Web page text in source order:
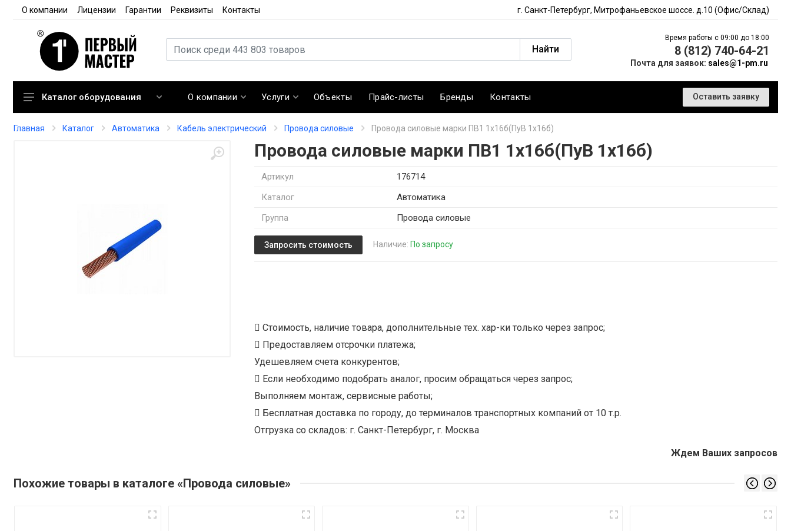
О компании Лицензии Гарантии Реквизиты Контакты г. Санкт-Петербург, Митрофаньевское шоссе. д.10 (Офис/Склад)
Найти
Время работы с 09:00 до 18:00
8 (812) 740-64-21
Почта для заявок: sales@1-pm.ru
Кондиционирование
Каталог оборудования О компании Услуги Объекты Прайс-листы Бренды Контакты Оставить заявку
Главная Каталог Автоматика Кабель электрический Провода силовые Провода силовые марки ПВ1 1х16б(ПуВ 1х16б)
Провода силовые марки ПВ1 1х16б(ПуВ 1х16б)
Артикул
176714
Каталог
Автоматика
Группа
Провода силовые
Запросить стоимость Наличие: По запросу
Стоимость, наличие товара, дополнительные тех. хар-ки только через запрос;
Предоставляем отсрочки платежа;
Удешевляем счета конкурентов;
Если необходимо подобрать аналог, просим обращаться через запрос;
Выполняем монтаж, сервисные работы;
Бесплатная доставка по городу, до терминалов транспортных компаний от 10 т.р.
Отгрузка со складов: г. Санкт-Петербург, г. Москва
Ждем Ваших запросов
Похожие товары в каталоге «Провода силовые»